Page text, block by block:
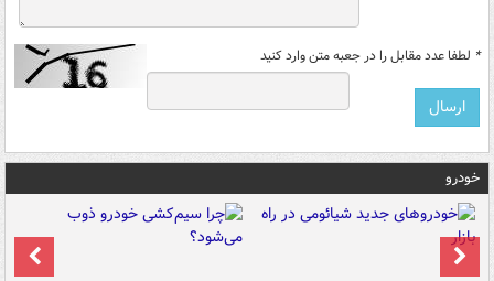
* لطفا عدد مقابل را در جعبه متن وارد کنید
خودرو